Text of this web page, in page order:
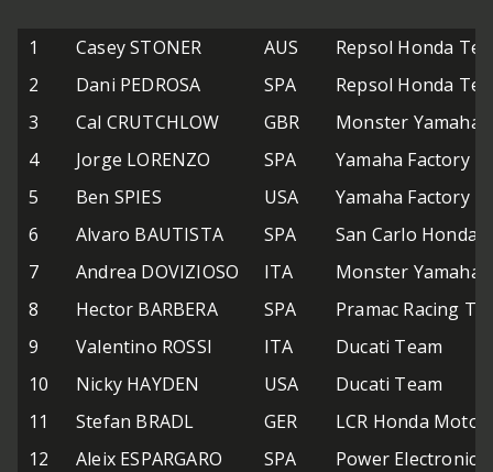
1 Casey STONER AUS
Repsol Honda
2
Dani PEDROSA SPA
Repsol Honda
3
Cal CRUTCHLOW GBR
Monster Yamaha
4
Jorge LORENZO SPA
Yamaha Factory
5
Ben SPIES USA
Yamaha Factory
6
Alvaro BAUTISTA SPA
San Carlo Honda
7
Andrea DOVIZIOSO ITA
Monster Yamaha
8
Hector BARBERA SPA
Pramac Racing
9
Valentino ROSSI ITA
Ducati Team
10
Nicky HAYDEN USA
Ducati Team
11
Stefan BRADL GER
LCR Honda
12
Aleix ESPARGARO SPA
Power Electronics